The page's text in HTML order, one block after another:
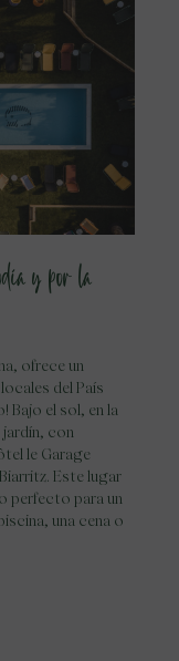
y por la
ofrece un
del País
Bajo el sol, en la
con
le Garage
Este lugar
perfecto para un
una cena o